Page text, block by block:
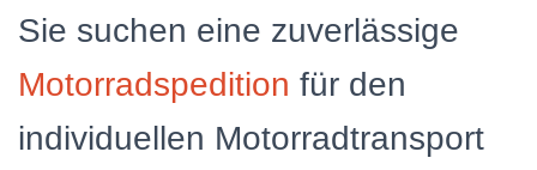
Sie suchen eine zuverlässige
Motorradspedition für den
individuellen Motorradtransport